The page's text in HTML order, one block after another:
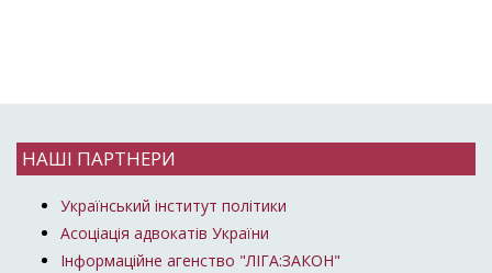
НАШІ ПАРТНЕРИ
Український інститут політики
Асоціація адвокатів України
Інформаційне агенство "ЛІГА:ЗАКОН"